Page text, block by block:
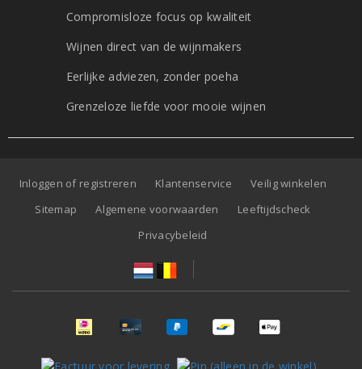
Compromisloze focus op kwaliteit
Wijnen direct van de wijnmakers
Eerlijke adviezen, zonder poeha
Grenzeloze liefde voor mooie wijnen
Inloggen of registreren Klantenservice
Veilig winkelen
Sitemap
Algemene voorwaarden
Leeftijdscheck
Privacybeleid